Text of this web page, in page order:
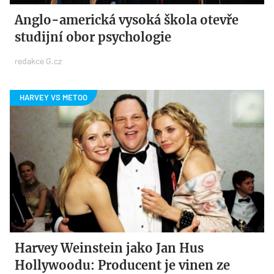
Anglo-americká vysoká škola otevře
studijní obor psychologie
redakce G.cz
Harvey Weinstein jako Jan Hus
Hollywoodu: Producent je vinen ze